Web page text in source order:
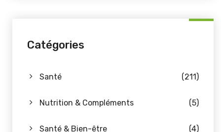
Catégories
Santé (211)
Nutrition & Compléments (5)
Santé & Bien-être (4)